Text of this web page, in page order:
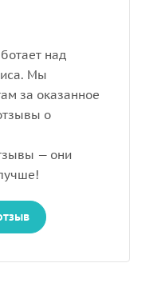
над
Мы
за оказанное
о
— они